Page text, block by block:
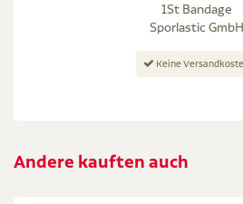
1St Bandage
Sporlastic GmbH
Keine
Andere kauften auch